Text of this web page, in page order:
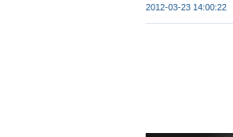
2012-03-23 14:00:22